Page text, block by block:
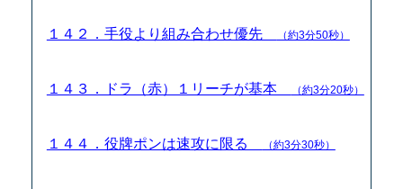
１４２．手役より組み合わせ優先 （約3分50秒）
１４３．ドラ（赤）１リーチが基本 （約3分20秒）
１４４．役牌ポンは速攻に限る （約3分30秒）